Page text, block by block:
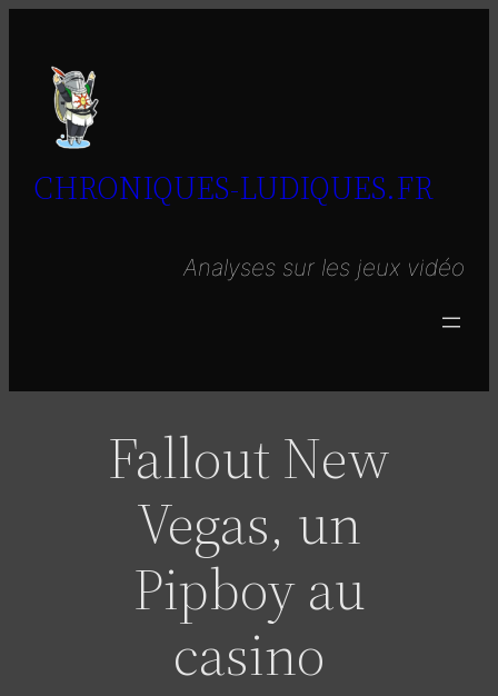
contenu
CHRONIQUES-LUDIQUES.FR
Analyses sur les jeux vidéo
Fallout New
Vegas, un
Pipboy au
casino